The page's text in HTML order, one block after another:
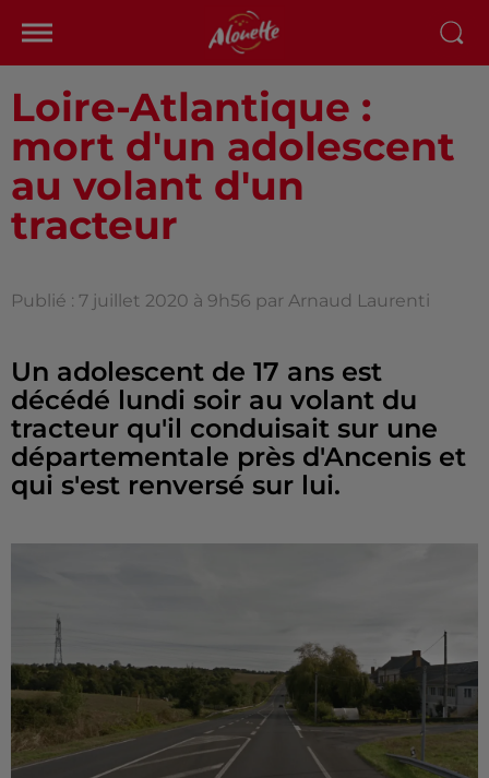
Loire-Atlantique :
mort d'un adolescent
au volant d'un
tracteur
Publié : 7 juillet 2020 à 9h56 par Arnaud Laurenti
Un adolescent de 17 ans est
décédé lundi soir au volant du
tracteur qu'il conduisait sur une
départementale près d'Ancenis et
qui s'est renversé sur lui.